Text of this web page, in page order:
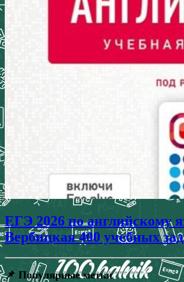
ЕГЭ 2026 по английскому
Вербицкая 400 учебных
📌 Популярные метки